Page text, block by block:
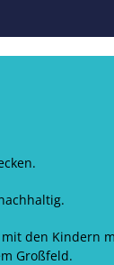
den Kindern
Großfeld.